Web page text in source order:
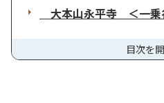
大本山永平寺 ＜一乗
目次を